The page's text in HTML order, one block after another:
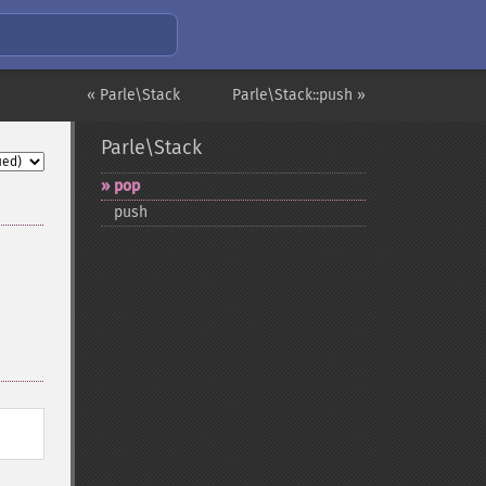
Parle\Stack::push »
« Parle\Stack
Parle\Stack
pop
push